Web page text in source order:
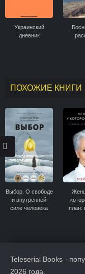
Украинский
дневник
ПОХОЖИЕ КНИГИ
Выбор. О свободе
и внутренней
силе человека
план:
Teleserial Books -
2026 года.